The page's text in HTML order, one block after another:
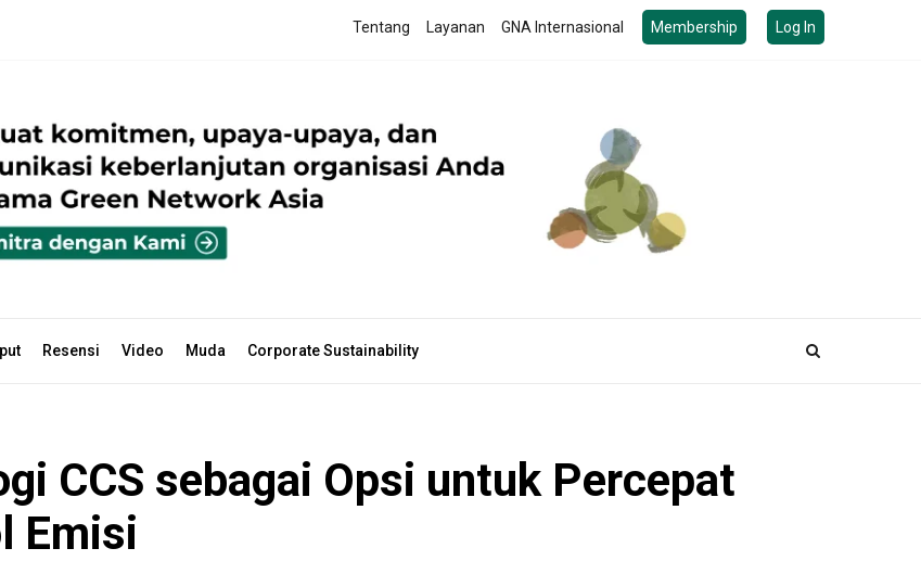
Tentang Layanan GNA Internasional Membership Log In
Resensi Video Muda Corporate Sustainability
CCS sebagai Opsi untuk Percepat
Emisi